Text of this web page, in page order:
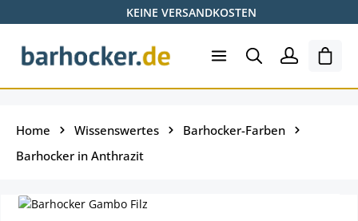
Zum Hauptinhalt springenKEINE VERSANDKOSTEN
Home Wissenswertes
Barhocker-Farben
Barhocker in Anthrazit